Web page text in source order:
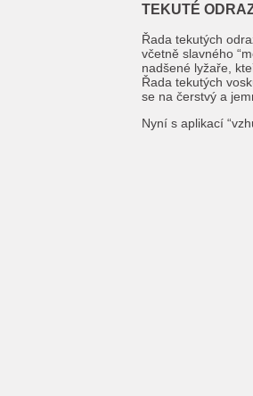
TEKUTÉ
Řada tekutých
včetně slavného
nadšené lyžaře,
Řada tekutých
se na čerstvý a
Nyní s aplikací